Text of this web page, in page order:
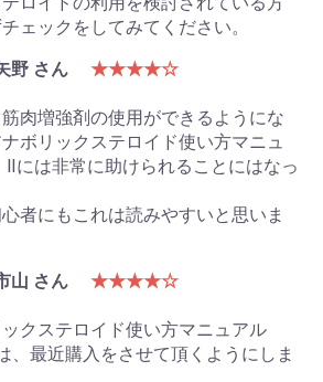
ェックをしてみてください。
野 さん
★★★★☆
肉増強剤の使用ができるようにな
ボリックステロイド使い方マニュ
には非常に助けられることにはなっ
者にもこれは読みやすいと思いま
山 さん
★★★★☆
クステロイド使い方マニュアル
、最近購入をさせて頂くようにしま